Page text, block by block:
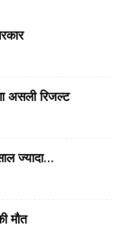
असली रिजल्ट
ज्यादा...
मौत